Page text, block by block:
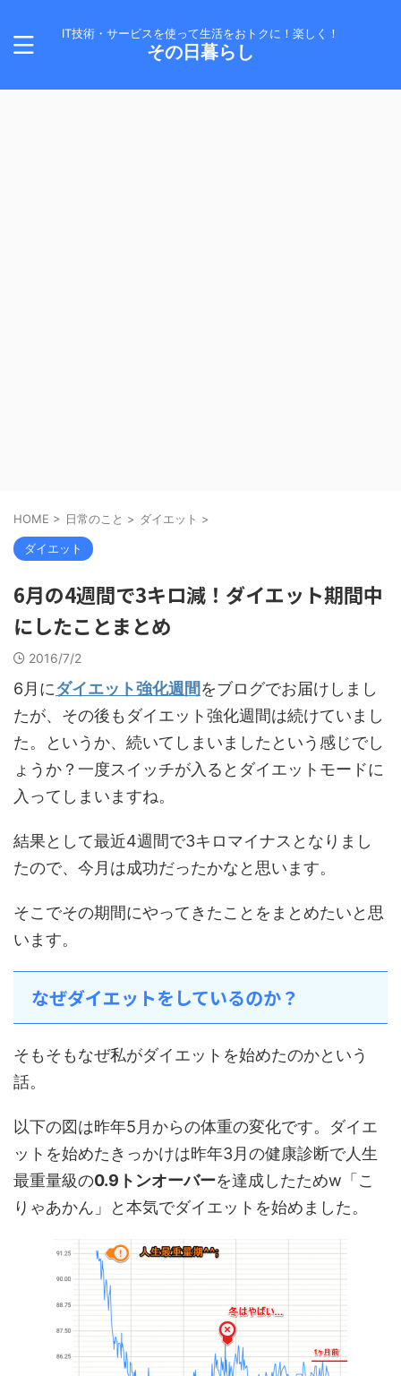
IT技術・サービスを使って生活をおトクに！楽しく！
その日暮らし
HOME > 日常のこと > ダイエット >
ダイエット
6月の4週間で3キロ減！ダイエット期間中
にしたことまとめ
2016/7/2
6月にダイエット強化週間をブログでお届けしまし
たが、その後もダイエット強化週間は続けていまし
た。というか、続いてしまいましたという感じでし
ょうか？一度スイッチが入るとダイエットモードに
入ってしまいますね。
結果として最近4週間で3キロマイナスとなりまし
たので、今月は成功だったかなと思います。
そこでその期間にやってきたことをまとめたいと思
います。
なぜダイエットをしているのか？
そもそもなぜ私がダイエットを始めたのかという
話。
以下の図は昨年5月からの体重の変化です。ダイエ
ットを始めたきっかけは昨年3月の健康診断で人生
最重量級の0.9トンオーバーを達成したためw「こ
りゃあかん」と本気でダイエットを始めました。